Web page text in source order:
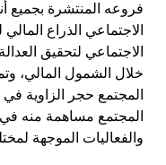
فروعه المنتشرة بجميع
الاجتماعي الذراع
الاجتماعي لتحقيق
خلال الشمول المالي،
المجتمع حجر الزاوية
المجتمع مساهمة منه في
والفعاليات الموجهة